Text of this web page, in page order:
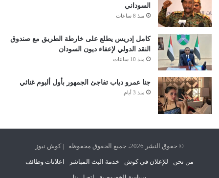
السوداني
منذ 8 ساعات
كامل إدريس يطلع على خارطة الطريق مع صندوق
النقد الدولي لإعفاء ديون السودان
منذ 10 ساعات
جنا عمرو دياب تفاجئ الجمهور بأول ألبوم غنائي
منذ 3 أيام
© حقوق النشر 2026، جميع الحقوق محفوظة | كوش نيوز
من نحن للإعلان في كوش خدمة البث المباشر اعلانات وظائف